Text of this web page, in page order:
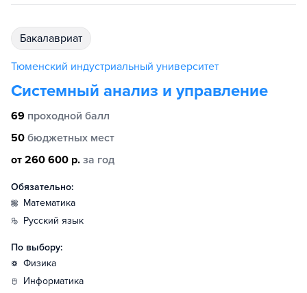
бакалавриат
Тюменский индустриальный университет
Системный анализ и управление
69 проходной балл
50 бюджетных мест
от 260 600 р. за год
Обязательно:
математика
русский язык
По выбору:
физика
информатика